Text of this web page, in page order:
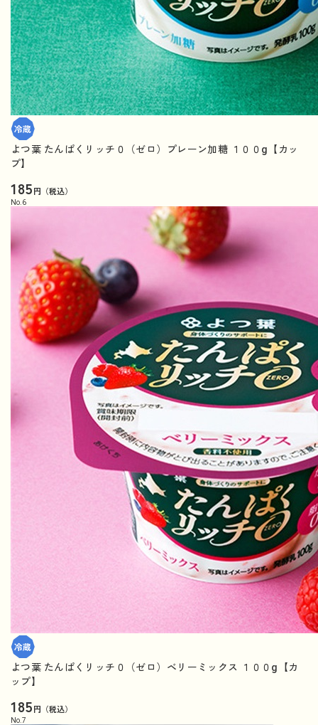
よつ葉 たんぱくリッチ０（ゼロ）プレーン加糖 １００g【カッ
プ】
185円（税込）
No. 6
よつ葉 たんぱくリッチ０（ゼロ）ベリーミックス １００g【カ
ップ】
185円（税込）
No. 7